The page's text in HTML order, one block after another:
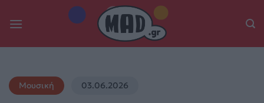
Μουσική 03.06.2026